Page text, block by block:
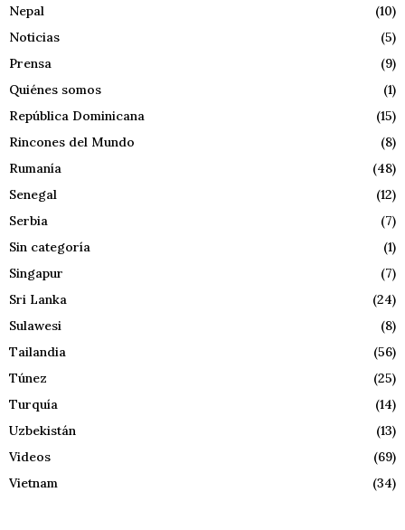
Nepal
(10)
Noticias
(5)
Prensa
(9)
Quiénes somos
(1)
República Dominicana
(15)
Rincones del Mundo
(8)
Rumanía
(48)
Senegal
(12)
Serbia
(7)
Sin categoría
(1)
Singapur
(7)
Sri Lanka
(24)
Sulawesi
(8)
Tailandia
(56)
Túnez
(25)
Turquía
(14)
Uzbekistán
(13)
Videos
(69)
Vietnam
(34)